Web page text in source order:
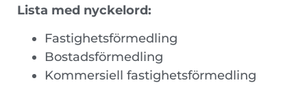
Lista med nyckelord:
Fastighetsförmedling
Bostadsförmedling
Kommersiell fastighetsförmedling